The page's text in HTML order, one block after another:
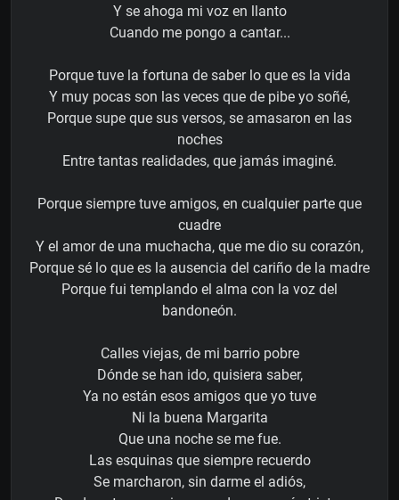
Y se ahoga mi voz en llanto
Cuando me pongo a cantar...
Porque tuve la fortuna de saber lo que es la vida
Y muy pocas son las veces que de pibe yo soñé,
Porque supe que sus versos, se amasaron en las
noches
Entre tantas realidades, que jamás imaginé.
Porque siempre tuve amigos, en cualquier parte que
cuadre
Y el amor de una muchacha, que me dio su corazón,
Porque sé lo que es la ausencia del cariño de la madre
Porque fui templando el alma con la voz del
bandoneón.
Calles viejas, de mi barrio pobre
Dónde se han ido, quisiera saber,
Ya no están esos amigos que yo tuve
Ni la buena Margarita
Que una noche se me fue.
Las esquinas que siempre recuerdo
Se marcharon, sin darme el adiós,